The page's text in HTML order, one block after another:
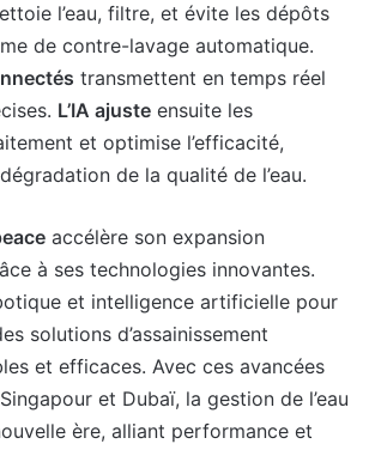
l’eau, filtre, et évite les dépôts
de contre-lavage automatique.
transmettent en temps réel
L’IA ajuste ensuite les
et optimise l’efficacité,
de la qualité de l’eau.
accélère son expansion
à ses technologies innovantes.
et intelligence artificielle pour
solutions d’assainissement
et efficaces. Avec ces avancées
et Dubaï, la gestion de l’eau
ère, alliant performance et